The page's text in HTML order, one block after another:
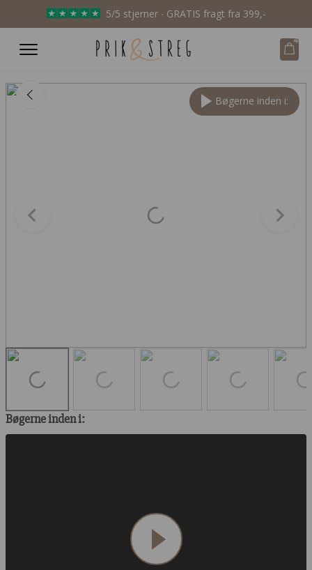
5/5 stjerner ∙ GRATIS fragt fra 399,-
4
Bøgerne inden i:
Bøgerne inden i: